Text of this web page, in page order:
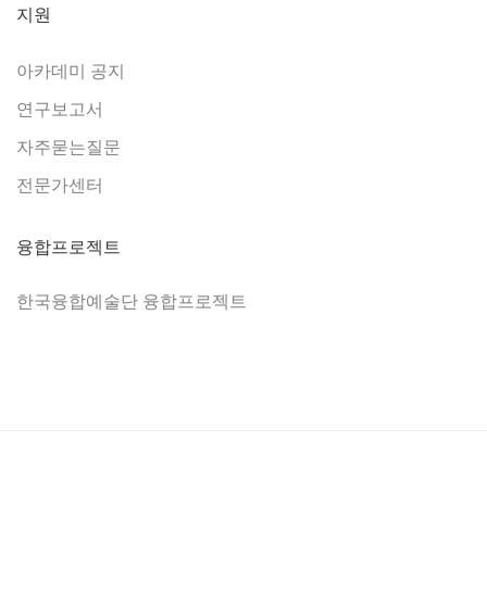
지원
아카데미 공지
연구보고서
자주묻는질문
전문가센터
융합프로젝트
한국융합예술단 융합프로젝트